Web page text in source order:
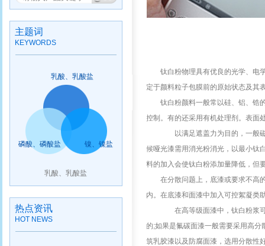
主题词
KEYWORDS
乳酸、乳酸盐
磷酸、磷酸盐 镍、镍盐
乳酸、乳酸盐
热点资讯
HOT NEWS
钛白粉物理具有优良的光学、电
定于颜料粒子包膜前的原始状态及其
钛白粉颜料一般常以硅、铝、锆
控制。有的还采用有机处理剂。表面
以满足遮盖力为目的，一般
候哑光漆需用消光粉消光，以最小钛
料的加入会使钛白粉添加量降低，但
在分散问题上，底漆或要求不高
内。在底漆和面漆中加入可控絮凝类
在高等级面漆中，钛白粉浆可
的;如果是氟碳面漆一般需要采用高
筑乳胶漆以及防腐面漆，选用分散性